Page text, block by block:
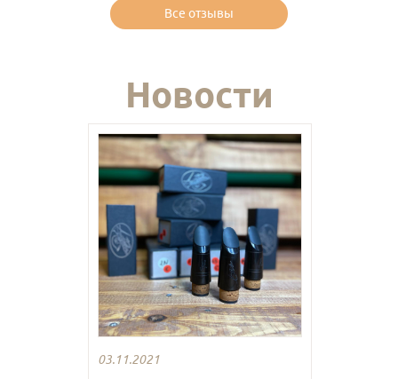
Все отзывы
Новости
03.11.2021